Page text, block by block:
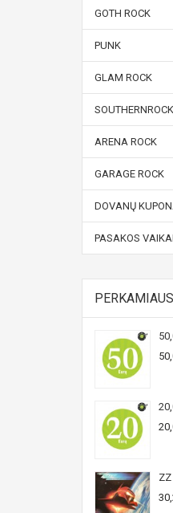
GOTH ROCK
PUNK
GLAM ROCK
SOUTHERNROCK
ARENA ROCK
GARAGE ROCK
DOVANŲ
PASAKOS